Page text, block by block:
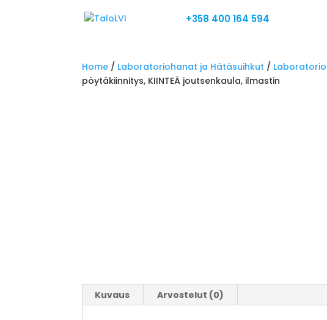
+358 400 164 594
Home / Laboratoriohanat ja Hätäsuihkut /
pöytäkiinnitys, KIINTEÄ joutsenkaula, ilmastin
Kuvaus Arvostelut (0)